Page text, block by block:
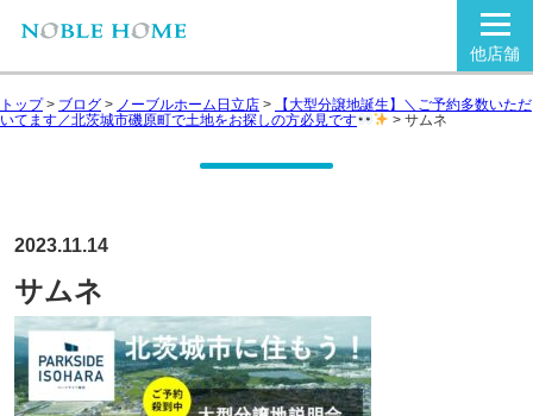
他店舗
トップ> ブログ > ノーブルホーム日立店 >
【大型分譲地誕生】＼ご予約多数いただ
いてます／北茨城市磯原町で土地をお探しの方必見です
>サムネ
2023.11.14
サムネ